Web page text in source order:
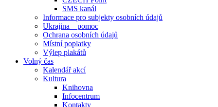
SMS kanál
Informace pro subjekty osobních údajů
Ukrajina – pomoc
Ochrana osobních údajů
Místní poplatky
Výlep plakátů
Volný čas
Kalendář akcí
Kultura
Knihovna
Infocentrum
Kontakty